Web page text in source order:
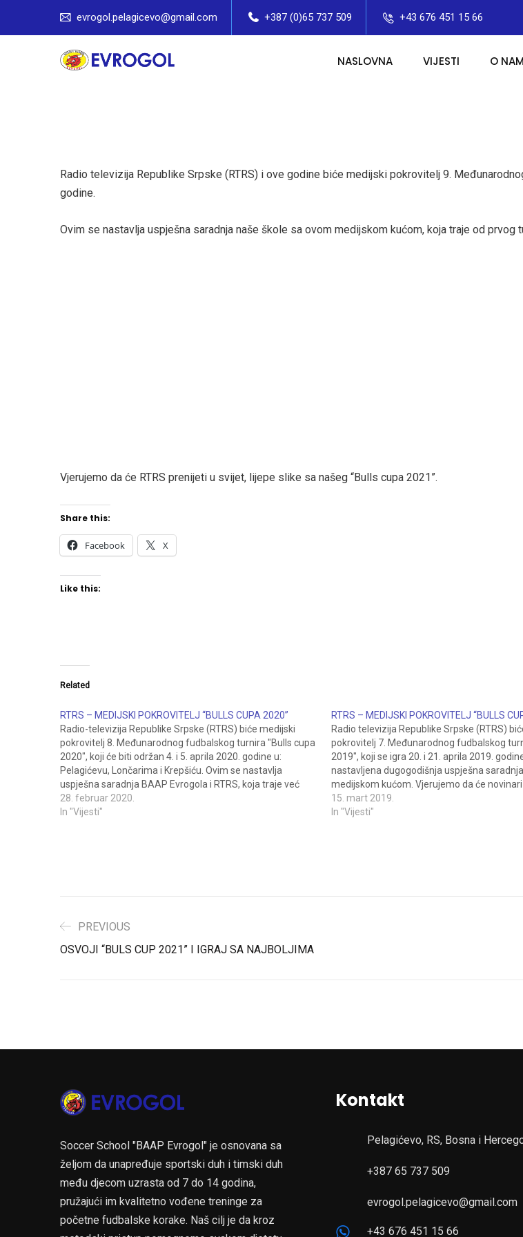
evrogol.pelagicevo@gmail.com +387 (0)65 737 509 +43 676 451 15 66
NASLOVNA VIJESTI O
Radio televizija Republike Srpske (RTRS) i ove godine biće medijski pokrovitelj 9.
godine.
Ovim se nastavlja uspješna saradnja naše škole sa ovom medijskom kućom, koja traje od prvog
Vjerujemo da će RTRS prenijeti u svijet, lijepe slike sa našeg “Bulls cupa 2021”.
Share this:
Facebook X
Like this:
Related
RTRS – MEDIJSKI POKROVITELJ “BULLS CUPA 2020”
Radio-televizija Republike Srpske (RTRS) biće medijski
pokrovitelj 8. Međunarodnog fudbalskog turnira "Bulls cupa
2020", koji će biti održan 4. i 5. aprila 2020. godine u:
Pelagićevu, Lončarima i Krepšiću. Ovim se nastavlja
uspješna saradnja BAAP Evrogola i RTRS, koja traje već
dugi niz godina. Vjerujemo da će lijepe slike sa…
28. februar 2020.
In "Vijesti"
RTRS – MEDIJSKI POKROVITELJ “BULLS
Radio televizija Republike Srpske (RTRS)
pokrovitelj 7. Međunarodnog fudbalskog
2019", koji se igra 20. i 21. aprila 2019.
nastavljena dugogodišnja uspješna
medijskom kućom. Vjerujemo da će novinari
lijepe slike sa našeg fudbalskog turnira, na
nastupiti…
15. mart 2019.
In "Vijesti"
PREVIOUS
OSVOJI “BULS CUP 2021” I IGRAJ SA NAJBOLJIMA
Soccer School "BAAP Evrogol" je osnovana sa
željom da unapređuje sportski duh i timski duh
među djecom uzrasta od 7 do 14 godina,
pružajući im kvalitetno vođene treninge za
početne fudbalske korake. Naš cilj je da kroz
Kontakt
Pelagićevo, RS, Bosna i
+387 65 737 509
evrogol.pelagicevo@gmail.com
+43 676 451 15 66